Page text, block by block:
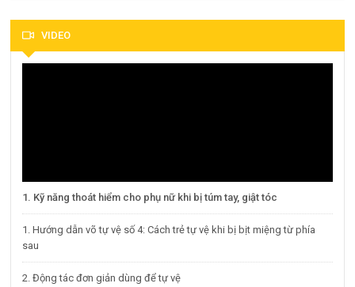
VIDEO
1. Kỹ năng thoát hiểm cho phụ nữ khi bị túm tay, giật tóc
1. Hướng dẫn võ tự vệ số 4: Cách trẻ tự vệ khi bị bịt miệng từ phía
sau
2. Động tác đơn giản dùng để tự vệ